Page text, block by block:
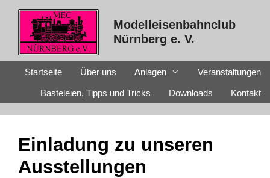
springen
Modelleisenbahnclub
Nürnberg e. V.
Startseite Über uns Anlagen Veranstaltungen
Basteleien, Tipps und Tricks Downloads Kontakt
Einladung zu unseren
Ausstellungen